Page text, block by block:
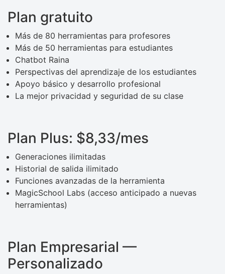
Plan gratuito
Más de 80 herramientas para profesores
Más de 50 herramientas para estudiantes
Chatbot Raina
Perspectivas del aprendizaje de los estudiantes
Apoyo básico y desarrollo profesional
La mejor privacidad y seguridad de su clase
Plan Plus: $8,33/mes
Generaciones ilimitadas
Historial de salida ilimitado
Funciones avanzadas de la herramienta
MagicSchool Labs (acceso anticipado a nuevas
herramientas)
Plan Empresarial —
Personalizado